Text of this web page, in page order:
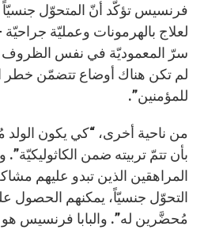
فرنسيس تؤكّد أنّ المتحوّل
لعلاج بالهرمونات وعمليّة
سرّ المعموديّة في نفس الظروف
لم تكن هناك أوضاع تتضمّن خطر
للمؤمنين”.
من ناحية أخرى، “كي يكون الولد
بأن تتمّ تربيته ضمن الكاثوليكيّة”.
المراهقين الذين تبدو عليهم
التحوّل جنسيّاً، يمكنهم الحصول
مُحضَّرين له”. والبابا فرنسيس هو